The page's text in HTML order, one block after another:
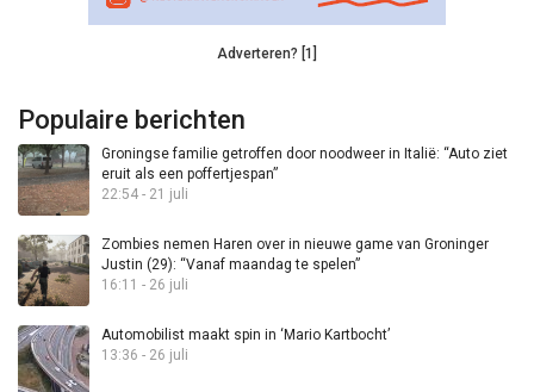
Adverteren? [1]
Populaire berichten
Groningse familie getroffen door noodweer in Italië: “Auto ziet
eruit als een poffertjespan”
22:54 - 21 juli
Zombies nemen Haren over in nieuwe game van Groninger
Justin (29): “Vanaf maandag te spelen”
16:11 - 26 juli
Automobilist maakt spin in ‘Mario Kartbocht’
13:36 - 26 juli